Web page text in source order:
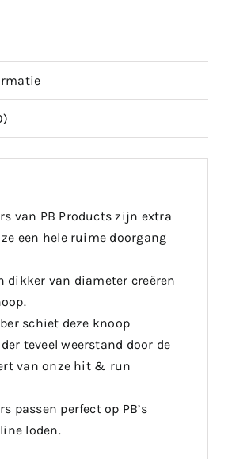
van PB Products zijn extra
een hele ruime doorgang
dikker van diameter creëren
schiet deze knoop
teveel weerstand door de
van onze hit & run
passen perfect op PB’s
loden.